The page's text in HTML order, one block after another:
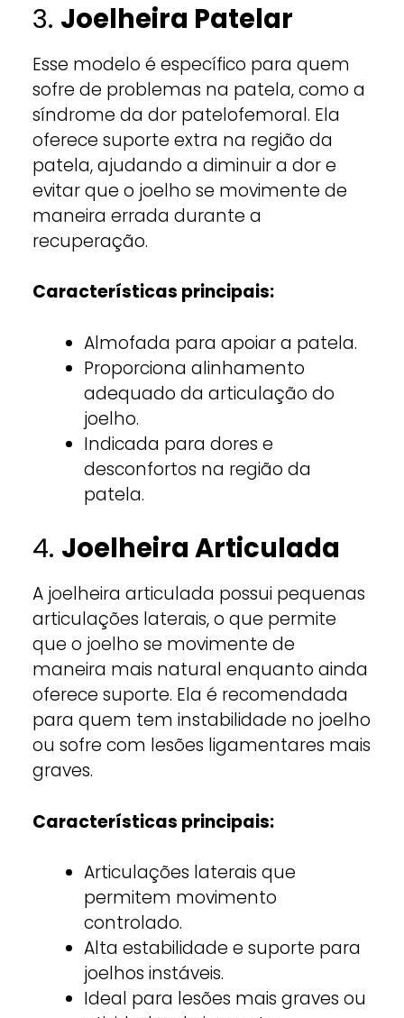
3. Joelheira Patelar
Esse modelo é específico para quem
sofre de problemas na patela, como a
síndrome da dor patelofemoral. Ela
oferece suporte extra na região da
patela, ajudando a diminuir a dor e
evitar que o joelho se movimente de
maneira errada durante a
recuperação.
Características principais:
Almofada para apoiar a patela.
Proporciona alinhamento
adequado da articulação do
joelho.
Indicada para dores e
desconfortos na região da
patela.
4. Joelheira Articulada
A joelheira articulada possui pequenas
articulações laterais, o que permite
que o joelho se movimente de
maneira mais natural enquanto ainda
oferece suporte. Ela é recomendada
para quem tem instabilidade no joelho
ou sofre com lesões ligamentares mais
graves.
Características principais:
Articulações laterais que
permitem movimento
controlado.
Alta estabilidade e suporte para
joelhos instáveis.
Ideal para lesões mais graves ou